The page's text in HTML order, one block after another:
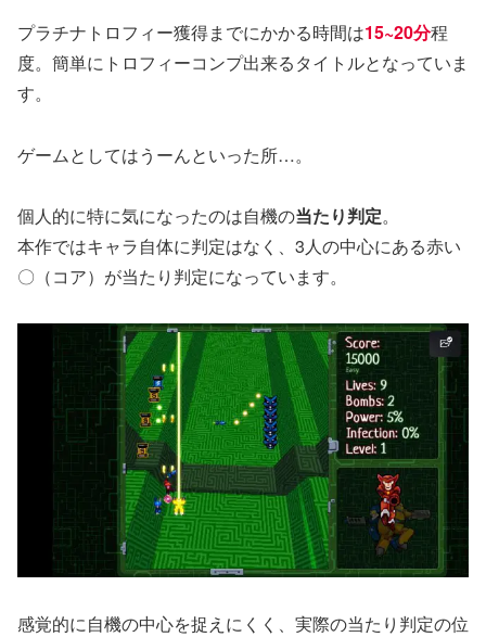
プラチナトロフィー獲得までにかかる時間は15~20分程
度。簡単にトロフィーコンプ出来るタイトルとなっていま
す。
ゲームとしてはうーんといった所…。
個人的に特に気になったのは自機の当たり判定。
本作ではキャラ自体に判定はなく、3人の中心にある赤い
〇（コア）が当たり判定になっています。
感覚的に自機の中心を捉えにくく、実際の当たり判定の位